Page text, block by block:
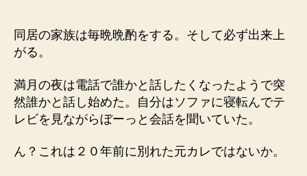
デ
ト
ス？
へ
の
同居の家族は毎晩晩酌をする。そして必ず出来上
がる。
満月の夜は電話で誰かと話したくなったようで突
然誰かと話し始めた。自分はソファに寝転んでテ
レビを見ながらぼーっと会話を聞いていた。
ん？これは２０年前に別れた元カレではないか。